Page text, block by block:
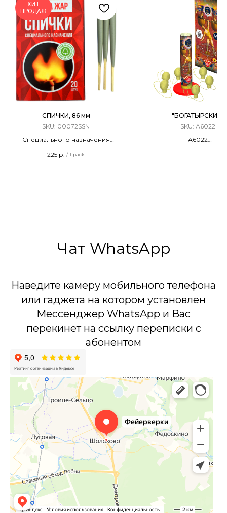
ХИТ
ПРОДАЖ
СПИЧКИ, 86 мм
SKU: 00072SSN
Специального назначения
Длина - 86 мм
225 р. / 1 pack
"БОГАТЫРСКИЕ"
SKU: А6022
А6022
Чат WhatsApp
Наведите камеру мобильного телефона
или гаджета на котором установлен
Мессенджер WhatsApp и Вас
перекинет на ссылку переписки с
абонентом